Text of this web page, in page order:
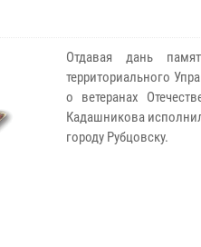
Отдавая дань
территориального
о ветеранах
Кадашникова
городу Рубцовску.